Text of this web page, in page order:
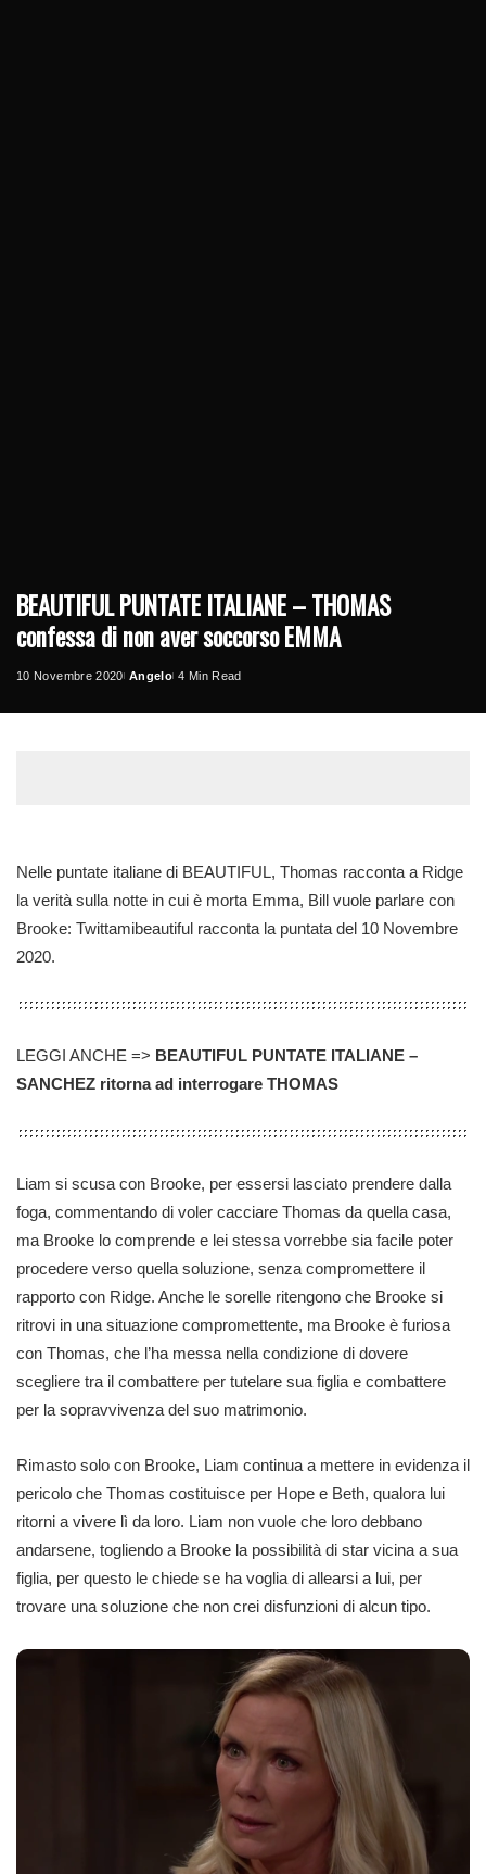
BEAUTIFUL PUNTATE ITALIANE – THOMAS
confessa di non aver soccorso EMMA
10 Novembre 2020
Posted
Angelo 4 Min Read
Nelle puntate italiane di BEAUTIFUL, Thomas racconta a Ridge
la verità sulla notte in cui è morta Emma, Bill vuole parlare con
Brooke: Twittamibeautiful racconta la puntata del 10 Novembre
2020.
LEGGI ANCHE => BEAUTIFUL PUNTATE ITALIANE –
SANCHEZ ritorna ad interrogare THOMAS
Liam si scusa con Brooke, per essersi lasciato prendere dalla
foga, commentando di voler cacciare Thomas da quella casa,
ma Brooke lo comprende e lei stessa vorrebbe sia facile poter
procedere verso quella soluzione, senza compromettere il
rapporto con Ridge. Anche le sorelle ritengono che Brooke si
ritrovi in una situazione compromettente, ma Brooke è furiosa
con Thomas, che l’ha messa nella condizione di dovere
scegliere tra il combattere per tutelare sua figlia e combattere
per la sopravvivenza del suo matrimonio.
Rimasto solo con Brooke, Liam continua a mettere in evidenza il
pericolo che Thomas costituisce per Hope e Beth, qualora lui
ritorni a vivere lì da loro. Liam non vuole che loro debbano
andarsene, togliendo a Brooke la possibilità di star vicina a sua
figlia, per questo le chiede se ha voglia di allearsi a lui, per
trovare una soluzione che non crei disfunzioni di alcun tipo.